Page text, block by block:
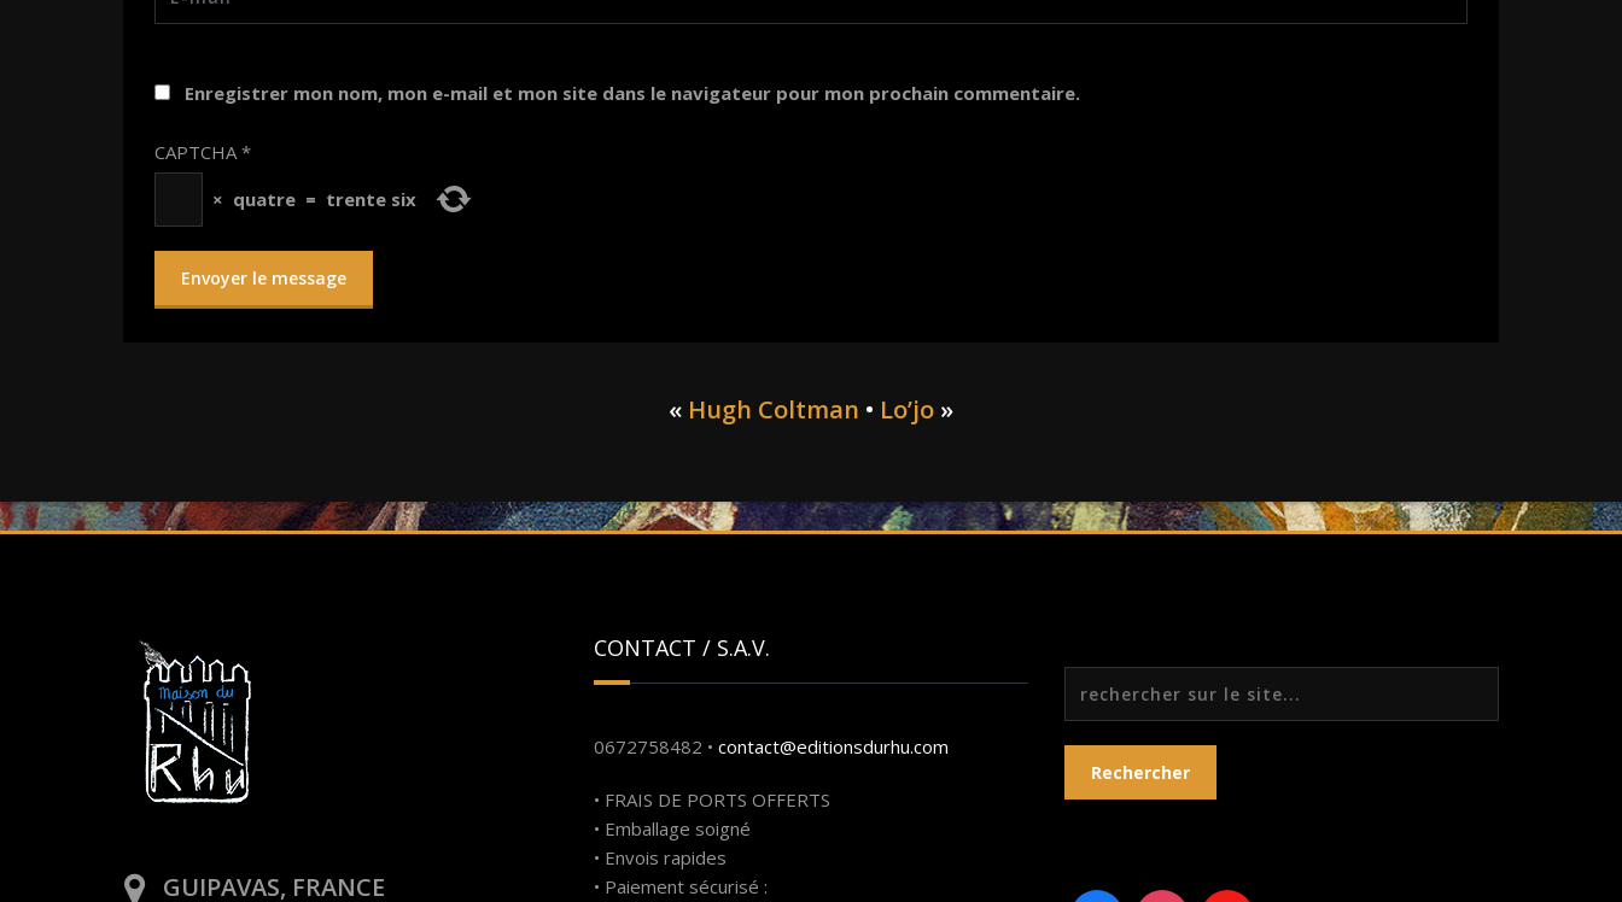
Enregistrer mon nom, mon e-mail et mon site dans le navigateur pour mon prochain commentaire.
CAPTCHA*
× quatre = trente six
« Hugh Coltman • Lo’jo »
GUIPAVAS, FRANCE
CONTACT / S.A.V.
0672758482 • contact@editionsdurhu.com
• FRAIS DE PORTS OFFERTS
• Emballage soigné
• Envois rapides
• Paiement sécurisé :
Rechercher